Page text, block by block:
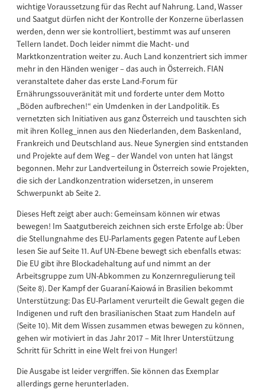
wichtige Voraussetzung für das Recht auf Nahrung. Land, Wasser
und Saatgut dürfen nicht der Kontrolle der Konzerne überlassen
werden, denn wer sie kontrolliert, bestimmt was auf unseren
Tellern landet. Doch leider nimmt die Macht- und
Marktkonzentration weiter zu. Auch Land konzentriert sich immer
mehr in den Händen weniger – das auch in Österreich. FIAN
veranstaltete daher das erste Land-Forum für
Ernährungssouveränität mit und forderte unter dem Motto
„Böden aufbrechen!“ ein Umdenken in der Landpolitik. Es
vernetzten sich Initiativen aus ganz Österreich und tauschten sich
mit ihren Kolleg_innen aus den Niederlanden, dem Baskenland,
Frankreich und Deutschland aus. Neue Synergien sind entstanden
und Projekte auf dem Weg – der Wandel von unten hat längst
begonnen. Mehr zur Landverteilung in Österreich sowie Projekten,
die sich der Landkonzentration widersetzen, in unserem
Schwerpunkt ab Seite 2.
Dieses Heft zeigt aber auch: Gemeinsam können wir etwas
bewegen! Im Saatgutbereich zeichnen sich erste Erfolge ab: Über
die Stellungnahme des EU-Parlaments gegen Patente auf Leben
lesen Sie auf Seite 11. Auf UN-Ebene bewegt sich ebenfalls etwas:
Die EU gibt ihre Blockadehaltung auf und nimmt an der
Arbeitsgruppe zum UN-Abkommen zu Konzernregulierung teil
(Seite 8). Der Kampf der Guaraní-Kaiowá in Brasilien bekommt
Unterstützung: Das EU-Parlament verurteilt die Gewalt gegen die
Indigenen und ruft den brasilianischen Staat zum Handeln auf
(Seite 10). Mit dem Wissen zusammen etwas bewegen zu können,
gehen wir motiviert in das Jahr 2017 – Mit Ihrer Unterstützung
Schritt für Schritt in eine Welt frei von Hunger!
Die Ausgabe ist leider vergriffen. Sie können das Exemplar
allerdings gerne herunterladen.